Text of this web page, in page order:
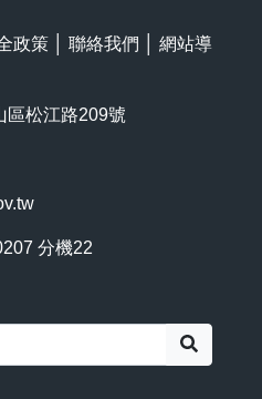
政策 聯絡我們
網站導
區松江路209號
分機22